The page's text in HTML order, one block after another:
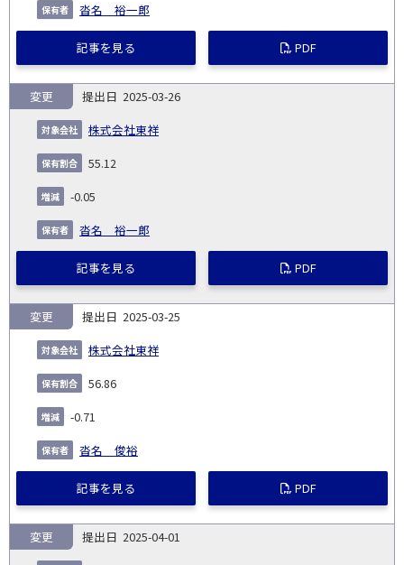
沓名 裕一郎
記事を見る PDF
2025-03-26
株式会社東祥
変更
55.12
-0.05
沓名 裕一郎
記事を見る PDF
2025-03-25
株式会社東祥
変更
56.86
-0.71
沓名 俊裕
記事を見る PDF
2025-04-01
変更